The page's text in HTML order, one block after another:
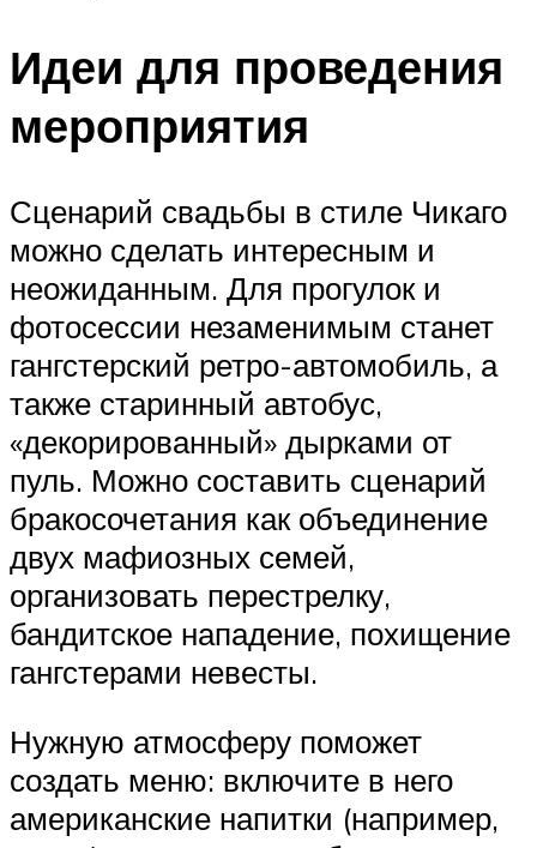
Идеи для проведения
мероприятия
Сценарий свадьбы в стиле Чикаго
можно сделать интересным и
неожиданным. Для прогулок и
фотосессии незаменимым станет
гангстерский ретро-автомобиль, а
также старинный автобус,
«декорированный» дырками от
пуль. Можно составить сценарий
бракосочетания как объединение
двух мафиозных семей,
организовать перестрелку,
бандитское нападение, похищение
гангстерами невесты.
Нужную атмосферу поможет
создать меню: включите в него
американские напитки (например,